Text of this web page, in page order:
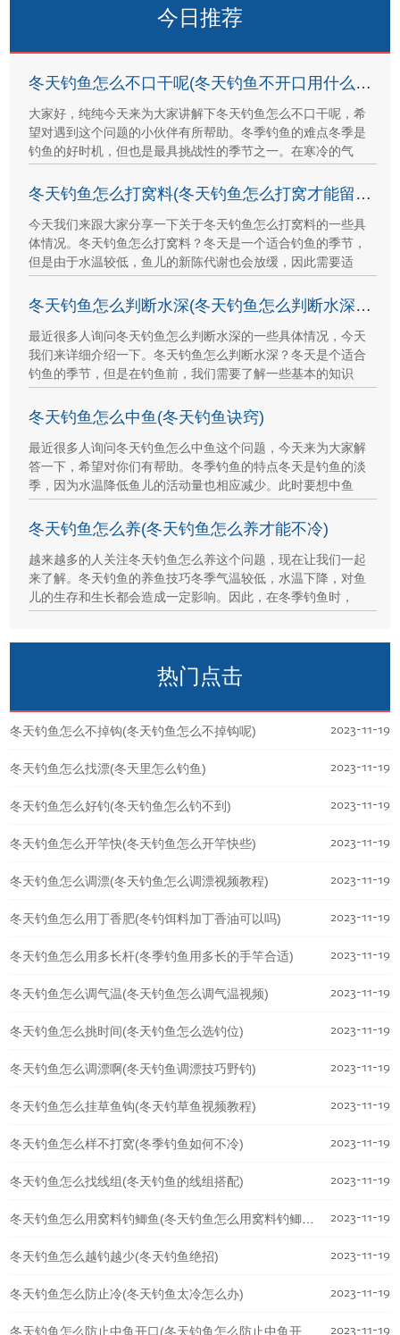
今日推荐
冬天钓鱼怎么不口干呢(冬天钓鱼不开口用什么饵料)
大家好，纯纯今天来为大家讲解下冬天钓鱼怎么不口干呢，希
望对遇到这个问题的小伙伴有所帮助。冬季钓鱼的难点冬季是
钓鱼的好时机，但也是最具挑战性的季节之一。在寒冷的气
冬天钓鱼怎么打窝料(冬天钓鱼怎么打窝才能留住鱼)
今天我们来跟大家分享一下关于冬天钓鱼怎么打窝料的一些具
体情况。冬天钓鱼怎么打窝料？冬天是一个适合钓鱼的季节，
但是由于水温较低，鱼儿的新陈代谢也会放缓，因此需要适
冬天钓鱼怎么判断水深(冬天钓鱼怎么判断水深还是水浅)
最近很多人询问冬天钓鱼怎么判断水深的一些具体情况，今天
我们来详细介绍一下。冬天钓鱼怎么判断水深？冬天是个适合
钓鱼的季节，但是在钓鱼前，我们需要了解一些基本的知识
冬天钓鱼怎么中鱼(冬天钓鱼诀窍)
最近很多人询问冬天钓鱼怎么中鱼这个问题，今天来为大家解
答一下，希望对你们有帮助。冬季钓鱼的特点冬天是钓鱼的淡
季，因为水温降低鱼儿的活动量也相应减少。此时要想中鱼
冬天钓鱼怎么养(冬天钓鱼怎么养才能不冷)
越来越多的人关注冬天钓鱼怎么养这个问题，现在让我们一起
来了解。冬天钓鱼的养鱼技巧冬季气温较低，水温下降，对鱼
儿的生存和生长都会造成一定影响。因此，在冬季钓鱼时，
热门点击
2023-11-19
冬天钓鱼怎么不掉钩(冬天钓鱼怎么不掉钩呢)
2023-11-19
冬天钓鱼怎么找漂(冬天里怎么钓鱼)
2023-11-19
冬天钓鱼怎么好钓(冬天钓鱼怎么钓不到)
2023-11-19
冬天钓鱼怎么开竿快(冬天钓鱼怎么开竿快些)
2023-11-19
冬天钓鱼怎么调漂(冬天钓鱼怎么调漂视频教程)
2023-11-19
冬天钓鱼怎么用丁香肥(冬钓饵料加丁香油可以吗)
2023-11-19
冬天钓鱼怎么用多长杆(冬季钓鱼用多长的手竿合适)
2023-11-19
冬天钓鱼怎么调气温(冬天钓鱼怎么调气温视频)
2023-11-19
冬天钓鱼怎么挑时间(冬天钓鱼怎么选钓位)
2023-11-19
冬天钓鱼怎么调漂啊(冬天钓鱼调漂技巧野钓)
2023-11-19
冬天钓鱼怎么挂草鱼钩(冬天钓草鱼视频教程)
2023-11-19
冬天钓鱼怎么样不打窝(冬季钓鱼如何不冷)
2023-11-19
冬天钓鱼怎么找线组(冬天钓鱼的线组搭配)
2023-11-19
冬天钓鱼怎么用窝料钓鲫鱼(冬天钓鱼怎么用窝料钓鲫鱼好)
2023-11-19
冬天钓鱼怎么越钓越少(冬天钓鱼绝招)
2023-11-19
冬天钓鱼怎么防止冷(冬天钓鱼太冷怎么办)
2023-11-19
冬天钓鱼怎么防止中鱼开口(冬天钓鱼怎么防止中鱼开口呢)